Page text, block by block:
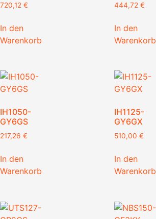
720,12 €
In den
Warenkorb
444,72 €
In den
Warenkorb
IH1050-
GY6GS
217,26 €
In den
Warenkorb
IH1125-
GY6GX
510,00 €
In den
Warenkorb